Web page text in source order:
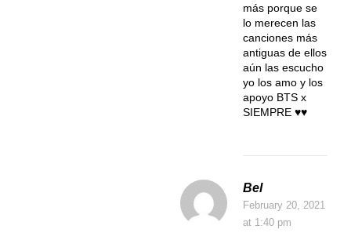
más porque se
lo merecen las
canciones más
antiguas de ellos
aún las escucho
yo los amo y los
apoyo BTS x
SIEMPRE ♥️♥️
Bel
February 20, 2021
at 1:40 pm